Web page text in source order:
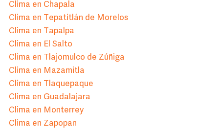
Clima en Chapala
Clima en Tepatitlán de Morelos
Clima en Tapalpa
Clima en El Salto
Clima en Tlajomulco de Zúñiga
Clima en Mazamitla
Clima en Tlaquepaque
Clima en Guadalajara
Clima en Monterrey
Clima en Zapopan